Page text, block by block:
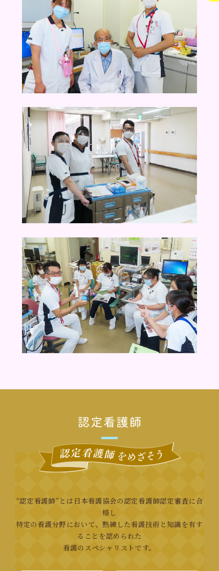
“認定看護師”とは日本看護協会の認定看護師認定審査に合
格し
特定の看護分野において、熟練した看護技術と知識を有す
ることを認められた
看護のスペシャリストです。